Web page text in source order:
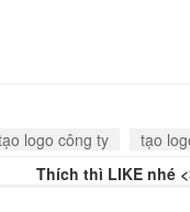
logo công ty
tạo
Thích thì LIKE nhé